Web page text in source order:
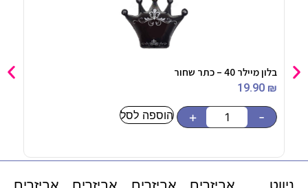
בלון מיילר 40 – כתר שחור
19.90 ₪
-
+ הוספה לסל